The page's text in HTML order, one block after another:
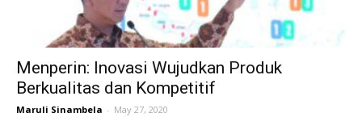
Menperin: Inovasi Wujudkan Produk
Berkualitas dan Kompetitif
Maruli Sinambela - May 27, 2020